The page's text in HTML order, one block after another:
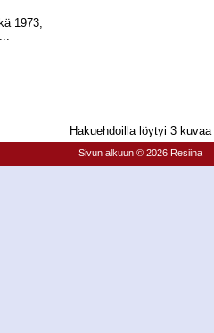
1973,
Hakuehdoilla löytyi 3 kuvaa
Sivun alkuun © 2026 Resiina